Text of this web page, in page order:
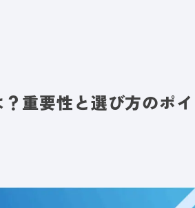
重要性と選び方のポ